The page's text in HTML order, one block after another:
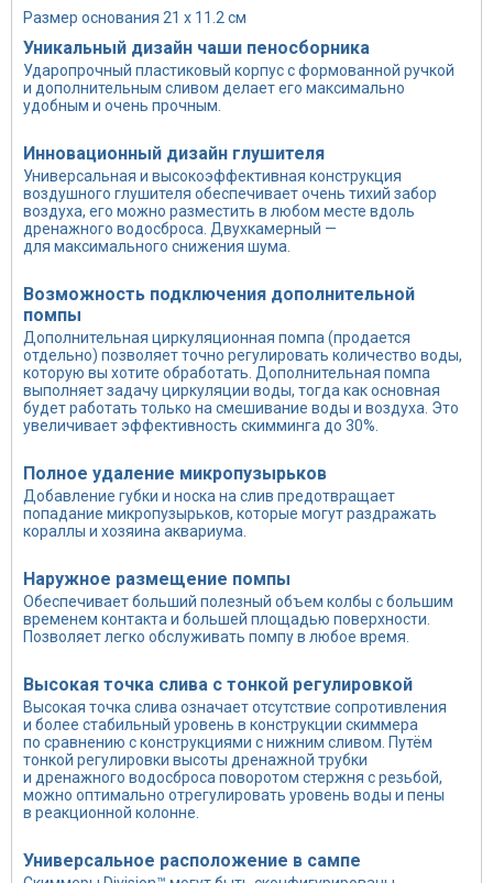
Размер основания 21 х 11.2 см
Уникальный дизайн чаши пеносборника
Ударопрочный пластиковый корпус с формованной ручкой
и дополнительным сливом делает его максимально
удобным и очень прочным.
Инновационный дизайн глушителя
Универсальная и высокоэффективная конструкция
воздушного глушителя обеспечивает очень тихий забор
воздуха, его можно разместить в любом месте вдоль
дренажного водосброса. Двухкамерный —
для максимального снижения шума.
Возможность подключения дополнительной
помпы
Дополнительная циркуляционная помпа (продается
отдельно) позволяет точно регулировать количество воды,
которую вы хотите обработать. Дополнительная помпа
выполняет задачу циркуляции воды, тогда как основная
будет работать только на смешивание воды и воздуха. Это
увеличивает эффективность скимминга до 30%.
Полное удаление микропузырьков
Добавление губки и носка на слив предотвращает
попадание микропузырьков, которые могут раздражать
кораллы и хозяина аквариума.
Наружное размещение помпы
Обеспечивает больший полезный объем колбы с большим
временем контакта и большей площадью поверхности.
Позволяет легко обслуживать помпу в любое время.
Высокая точка слива с тонкой регулировкой
Высокая точка слива означает отсутствие сопротивления
и более стабильный уровень в конструкции скиммера
по сравнению с конструкциями с нижним сливом. Путём
тонкой регулировки высоты дренажной трубки
и дренажного водосброса поворотом стержня с резьбой,
можно оптимально отрегулировать уровень воды и пены
в реакционной колонне.
Универсальное расположение в сампе